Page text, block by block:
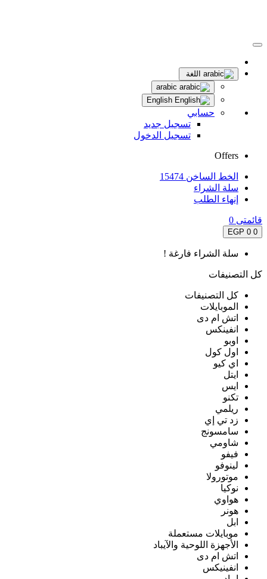
اللغة
حسابي
تسجيل جديد
تسجيل الدخول
Offers
الخط الساخن 15474
سلة الشراء
إنهاء الطلب
قائمتى 0
0
0 EGP
سلة الشراء فارغة !
كل التصنيفات
كل التصنيفات
الموبايلات
اتش ام دى
انفينكس
اوبو
اول كول
اي كيو
ايتل
ايس
تكنو
ريلمي
زد تي إي
سامسونج
شاومي
فيفو
لينوفو
موتورولا
نوكيا
هواوي
هونر
ابل
موبايلات مستعملة
الأجهزة اللوحية والآيباد
اتش ام دى
انفينيكس